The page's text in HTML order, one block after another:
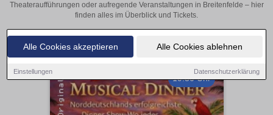
Alle Cookies akzeptieren Alle Cookies ablehnen
Einstellungen Datenschutzerklärung
Theateraufführungen oder aufregende Veranstaltungen in Breitenfelde – hier
finden alles im Überblick und Tickets.
19:30 Uhr